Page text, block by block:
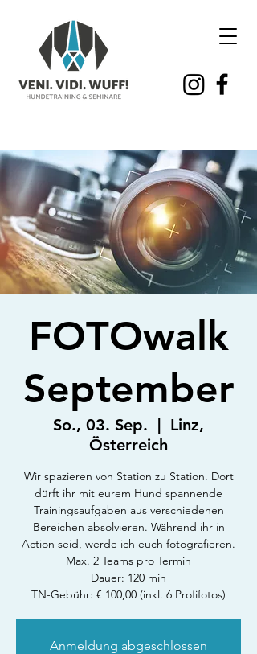
FOTOwalk
September
So., 03. Sep.
  |
Linz,
Österreich
Wir spazieren von Station zu Station. Dort
dürft ihr mit eurem Hund spannende
Trainingsaufgaben aus verschiedenen
Bereichen absolvieren. Während ihr in
Action seid, werde ich euch fotografieren.
Max. 2 Teams pro Termin
Dauer: 120 min
TN-Gebühr: € 100,00 (inkl. 6 Profifotos)
Anmeldung abgeschlossen